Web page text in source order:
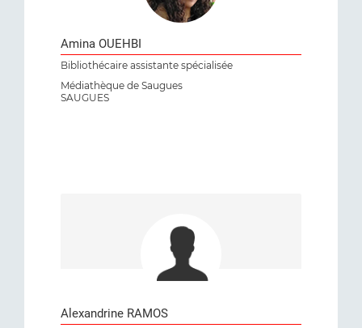
Amina OUEHBI
Bibliothécaire assistante spécialisée
Médiathèque de Saugues
SAUGUES
Alexandrine RAMOS